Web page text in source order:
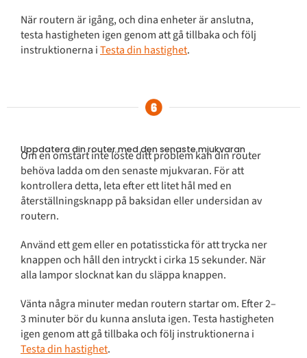
När routern är igång, och dina enheter är anslutna,
testa hastigheten igen genom att gå tillbaka och följ
instruktionerna iTesta din hastighet.
Uppdatera din router med den senaste mjukvaran
Om en omstart inte löste ditt problem kan din router
behöva ladda om den senaste mjukvaran. För att
kontrollera detta, leta efter ett litet hål med en
återställningsknapp på baksidan eller undersidan av
routern.
Använd ett gem eller en potatissticka för att trycka ner
knappen och håll den intryckt i cirka 15 sekunder. När
alla lampor slocknat kan du släppa knappen.
Vänta några minuter medan routern startar om. Efter 2–
3 minuter bör du kunna ansluta igen. Testa hastigheten
igen genom att gå tillbaka och följ instruktionerna i
Testa din hastighet.